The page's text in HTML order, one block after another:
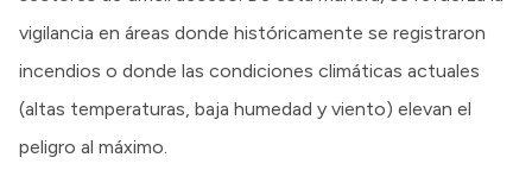
vigilancia en áreas donde históricamente se registraron
incendios o donde las condiciones climáticas actuales
(altas temperaturas, baja humedad y viento) elevan el
peligro al máximo.